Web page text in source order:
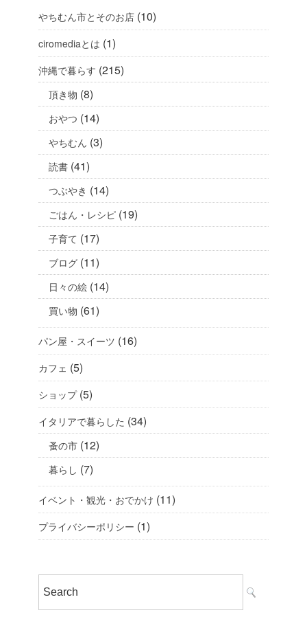
やちむん市とそのお店 (10)
ciromediaとは (1)
沖縄で暮らす (215)
頂き物 (8)
おやつ (14)
やちむん (3)
読書 (41)
つぶやき (14)
ごはん・レシピ (19)
子育て (17)
ブログ (11)
日々の絵 (14)
買い物 (61)
パン屋・スイーツ (16)
カフェ (5)
ショップ(5)
イタリアで暮らした (34)
蚤の市 (12)
暮らし (7)
イベント・観光・おでかけ (11)
プライバシーポリシー (1)